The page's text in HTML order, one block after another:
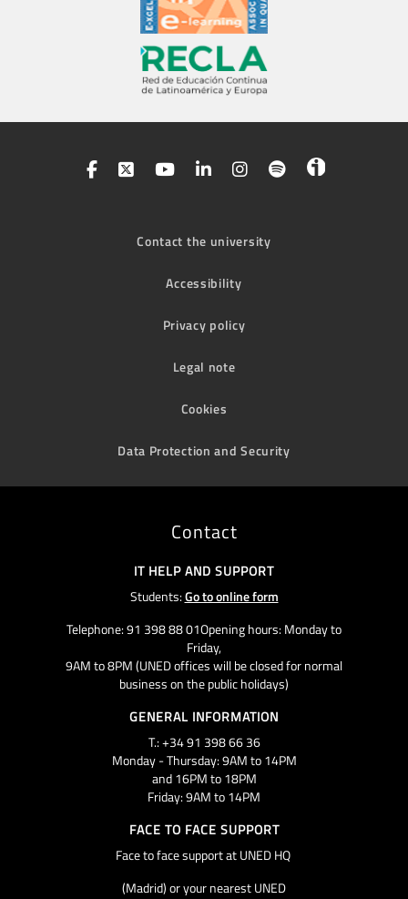
Contact the university
Accessibility
Privacy policy
Legal note
Cookies
Data Protection and Security
Contact
IT HELP AND SUPPORT
Students:Go to online form
Telephone: 91 398 88 01Opening hours: Monday to
Friday,
9AM to 8PM (UNED offices will be closed for normal
business on the public holidays)
GENERAL INFORMATION
T.: +34 91 398 66 36
Monday - Thursday: 9AM to 14PM
and 16PM to 18PM
Friday: 9AM to 14PM
FACE TO FACE SUPPORT
Face to face support at UNED HQ
(Madrid) or your nearest UNED